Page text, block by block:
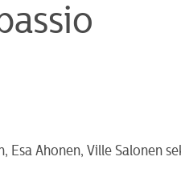
Esa Ahonen, Ville Salonen